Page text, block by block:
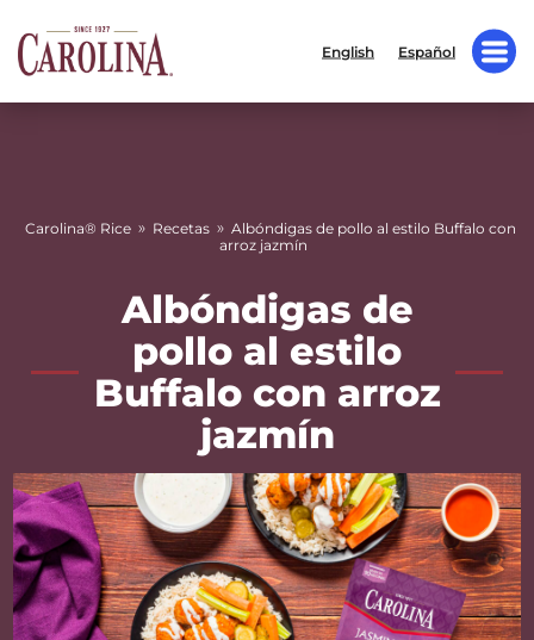
English Español
Carolina® Rice » Recetas » Albóndigas de pollo al estilo Buffalo con
arroz jazmín
Albóndigas de
pollo al estilo
Buffalo con arroz
jazmín